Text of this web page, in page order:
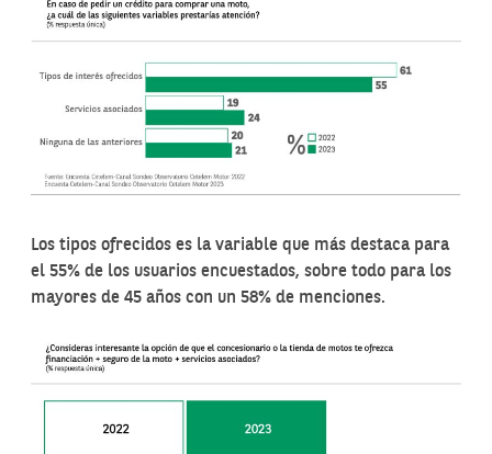
Los tipos ofrecidos es la variable que más destaca para
el 55% de los usuarios encuestados, sobre todo para los
mayores de 45 años con un 58% de menciones.